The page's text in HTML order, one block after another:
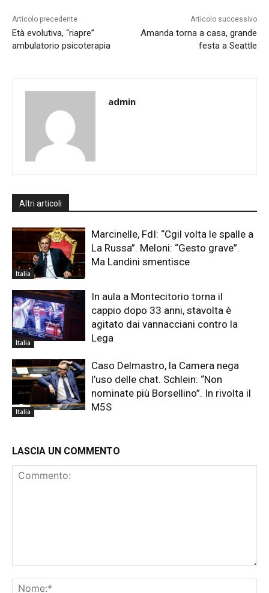
Articolo precedente
Età evolutiva, “riapre”
ambulatorio psicoterapia
Articolo successivo
Amanda torna a casa, grande
festa a Seattle
admin
Altri articoli
Italia
Marcinelle, FdI: “Cgil volta le spalle a
La Russa”. Meloni: “Gesto grave”.
Ma Landini smentisce
Italia
In aula a Montecitorio torna il
cappio dopo 33 anni, stavolta è
agitato dai vannacciani contro la
Lega
Italia
Caso Delmastro, la Camera nega
l’uso delle chat. Schlein: “Non
nominate più Borsellino”. In rivolta il
M5S
LASCIA UN COMMENTO